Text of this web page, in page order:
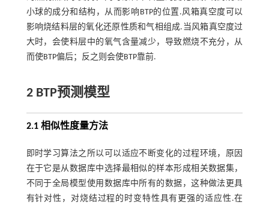
小球的成分和结构，从而影响BTP的位置.风箱真空度可以
影响烧结料层的氧化还原性质和气相组成.当风箱真空度过
大时，会使料层中的氧气含量减少，导致燃烧不充分，从
而使BTP偏后；反之则会使BTP靠前.
2 BTP预测模型
2.1 相似性度量方法
即时学习算法之所以可以适应不断变化的过程环境，原因
在于它是从数据库中选择最相似的样本形成相关数据集，
不同于全局模型使用数据库中所有的数据，这种做法更具
有针对性，对烧结过程的时变特性具有更强的适应性.在